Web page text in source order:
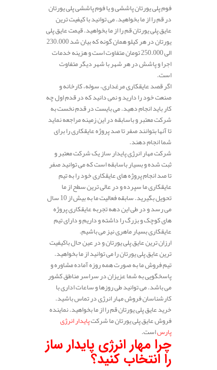
فوم پلی یورتان پاششی و یا فوم پاششی پلی یورتان
در قم را از ما بخواهید. می توانید با کیفیت ترین
عایق پلی یورتان قم را از ما بخواهید. قیمت عایق پلی
یورتان در هر کیلو همان گونه که بیان شد 230.000
الی 250.000 تومان متفاوت است و هزینه خدمات
اجرا و پاشش در هر شهر با شهر دیگر متفاوت
است.
اگر قصد عایقکاری مرغداری، سوله، کارخانه و
صنعت خود را دارید و نمی دانید که در قدم اول چه
کار باید انجام دهید. می بایست در قدم نخست به
شرکت معتبر و باسابقه در این زمینه مراجعه نماید
تا آنها بتوانند صفر تا صد پروژه عایقکاری را برای
شما انجام دهند.
شرکت مهار انرژی پایدار ساز یک شرکت معتبر و
ثبت شده و بسیار باسابقه است که می توانید صفر
تا صد انجام پروژه های عایقکاری خود را به تیم
عایقکاری ما سپرده و در عالی ترین سطح از ما
تحویل بگیرید. سابقه فعالیت ما به بیش از 10 سال
می رسد و در طی این دهه تجربه عایقکاری پروژه
های کوچک و بزرگ را داشته و داریم و دارای تیم
عایقکاری بسیار ماهری نیز می باشیم.
ارزان ترین عایق پلی یورتان و در عین حال باکیفیت
ترین عایق پلی یورتان را می توانید از ما بخواهید.
تیم فروش ما به صورت همه روزه آماده مشاوره و
پاسخگویی به شما عزیزان در سراسر مناطق کشور
می باشد. می توانید طی روزها و ساعات اداری با
کارشناسان فروش مهار انرژی در تماس باشید.
خرید عایق پلی یورتان قم را از ما بخواهید. نماینده
فروش عایق پلی یورتان ما شرکتپایدار انرژی
پارساست.
چرا مهار انرژی پایدار ساز
را انتخاب کنید؟